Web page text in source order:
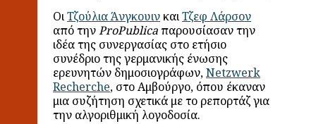
ΟιΤζούλια Άνγκουιν καιΤζεφ Λάρσον
από τηνProPublicaπαρουσίασαν την
ιδέα της συνεργασίας στο ετήσιο
συνέδριο της γερμανικής ένωσης
ερευνητών δημοσιογράφων,Netzwerk
Recherche, στο Αμβούργο, όπου έκαναν
μια συζήτηση σχετικά με το ρεπορτάζ για
την αλγοριθμική λογοδοσία.